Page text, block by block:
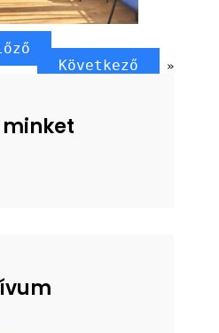
Következő
»
minket